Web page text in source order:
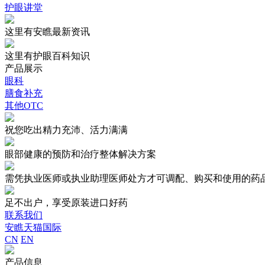
护眼讲堂
这里有安瞧最新资讯
这里有护眼百科知识
产品展示
眼科
膳食补充
其他OTC
祝您吃出精力充沛、活力满满
眼部健康的预防和治疗整体解决方案
需凭执业医师或执业助理医师处方才可调配、购买和使用的药
足不出户，享受原装进口好药
联系我们
安瞧天猫国际
CN EN
产品信息